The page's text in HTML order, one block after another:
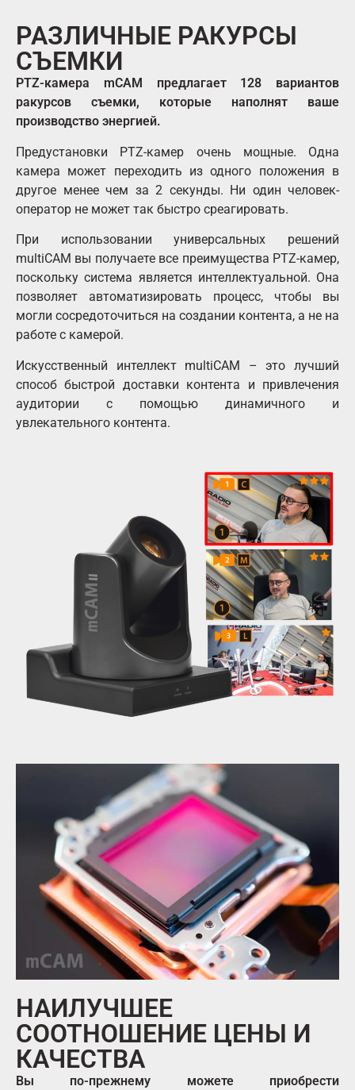
РАЗЛИЧНЫЕ РАКУРСЫ
СЪЕМКИ
PTZ-камера mCAM предлагает 128 вариантов
ракурсов съемки, которые наполнят ваше
производство энергией.
Предустановки PTZ-камер очень мощные. Одна
камера может переходить из одного положения в
другое менее чем за 2 секунды. Ни один человек-
оператор не может так быстро среагировать.
При использовании универсальных решений
multiCAM вы получаете все преимущества PTZ-камер,
поскольку система является интеллектуальной. Она
позволяет автоматизировать процесс, чтобы вы
могли сосредоточиться на создании контента, а не на
работе с камерой.
Искусственный интеллект multiCAM – это лучший
способ быстрой доставки контента и привлечения
аудитории с помощью динамичного и
увлекательного контента.
НАИЛУЧШЕЕ
СООТНОШЕНИЕ ЦЕНЫ И
КАЧЕСТВА
Вы по-прежнему можете приобрести